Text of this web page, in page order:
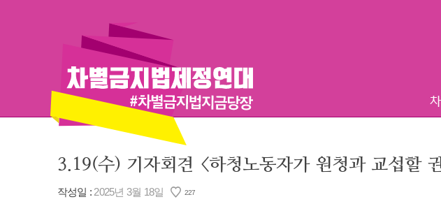
3.19(수) 기자회견 <하청노동자가 원청과 교섭할
작성일 : 2025년 3월 18일 227